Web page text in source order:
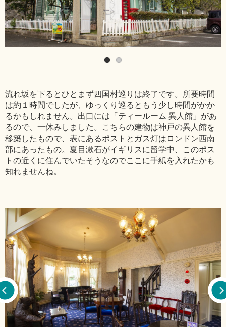
流れ坂を下るとひとまず四国村巡りは終了です。所要時間
は約１時間でしたが、ゆっくり巡るともう少し時間がかか
るかもしれません。出口には「ティールーム 異人館」があ
るので、一休みしました。こちらの建物は神戸の異人館を
移築したもので、表にあるポストとガス灯はロンドン西南
部にあったもの。夏目漱石がイギリスに留学中、このポス
トの近くに住んでいたそうなのでここに手紙を入れたかも
知れませんね。